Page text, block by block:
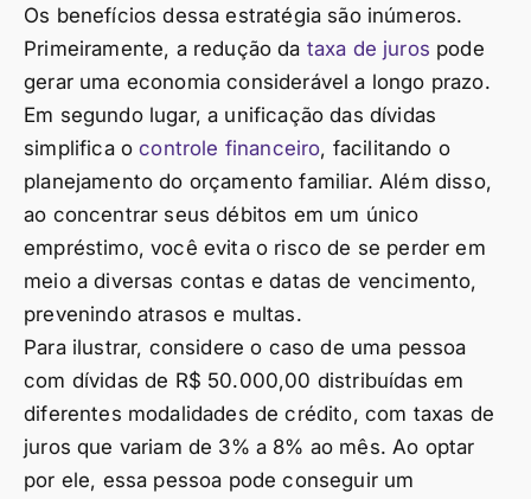
Os benefícios dessa estratégia são inúmeros.
Primeiramente, a redução da taxa de juros pode
gerar uma economia considerável a longo prazo.
Em segundo lugar, a unificação das dívidas
simplifica ocontrole financeiro, facilitando o
planejamento do orçamento familiar. Além disso,
ao concentrar seus débitos em um único
empréstimo, você evita o risco de se perder em
meio a diversas contas e datas de vencimento,
prevenindo atrasos e multas.
Para ilustrar, considere o caso de uma pessoa
com dívidas de R$ 50.000,00 distribuídas em
diferentes modalidades de crédito, com taxas de
juros que variam de 3% a 8% ao mês. Ao optar
por ele, essa pessoa pode conseguir um